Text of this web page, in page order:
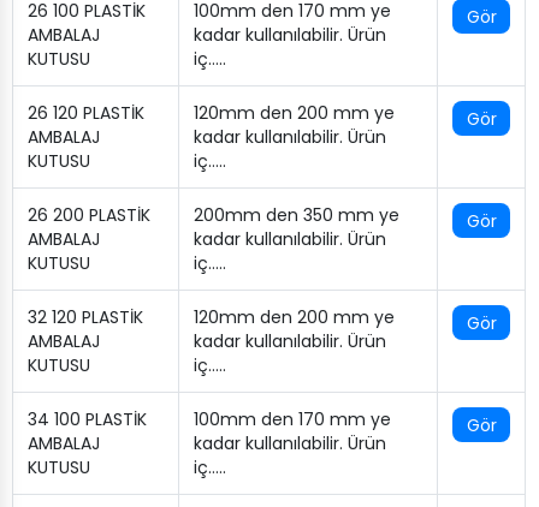
26 100 PLASTİK
AMBALAJ
KUTUSU
100mm den 170 mm ye
kadar kullanılabilir. Ürün
iç…..
Gör
26 120 PLASTİK
AMBALAJ
KUTUSU
120mm den 200 mm ye
kadar kullanılabilir. Ürün
iç…..
Gör
26 200 PLASTİK
AMBALAJ
KUTUSU
200mm den 350 mm ye
kadar kullanılabilir. Ürün
iç…..
Gör
32 120 PLASTİK
AMBALAJ
KUTUSU
120mm den 200 mm ye
kadar kullanılabilir. Ürün
iç…..
Gör
34 100 PLASTİK
AMBALAJ
KUTUSU
100mm den 170 mm ye
kadar kullanılabilir. Ürün
iç…..
Gör